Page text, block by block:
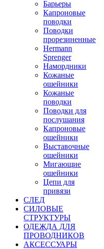
Барьеры
Капроновые
поводки
Поводки
прорезиненные
Hermann
Sprenger
Намордники
Кожаные
ошейники
Кожаные
поводки
Поводки для
послушания
Капроновые
ошейники
Выставочные
ошейники
Мигающие
ошейники
Цепи для
привязи
СЛЕД
СИЛОВЫЕ
СТРУКТУРЫ
ОДЕЖДА ДЛЯ
ПРОВОДНИКОВ
АКСЕССУАРЫ